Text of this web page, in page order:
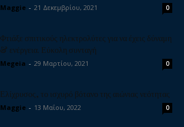
Maggie - 21 Δεκεμβρίου, 2021 0
Φτιάξε σπιτικούς ηλεκτρολύτες για να έχεις δύναμη
& ενέργεια. Εύκολη συνταγή
Megeia - 29 Μαρτίου, 2021 0
Ελίχρυσος, το ισχυρό βότανο της αιώνιας νεότητας
Maggie - 13 Μαΐου, 2022 0